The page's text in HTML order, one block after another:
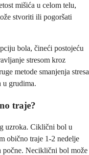
mišića u celom telu,
stvoriti ili pogoršati
bola, čineći postojeću
stresom kroz
metode smanjenja stresa
u grudima.
traje?
uzroka. Ciklični bol u
obično traje 1-2 nedelje
počne. Neciklični bol može